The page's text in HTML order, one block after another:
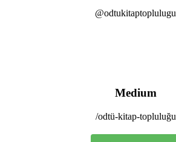
@odtukitaptoplulugu
Medium
/odtü-kitap-topluluğu